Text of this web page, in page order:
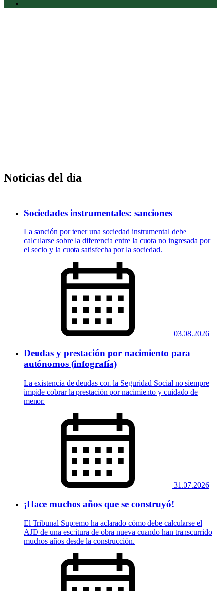
Noticias del día
Sociedades instrumentales: sanciones
La sanción por tener una sociedad instrumental debe
calcularse sobre la diferencia entre la cuota no ingresada por
el socio y la cuota satisfecha por la sociedad.
03.08.2026
Deudas y prestación por nacimiento para
autónomos (infografía)
La existencia de deudas con la Seguridad Social no siempre
impide cobrar la prestación por nacimiento y cuidado de
menor.
31.07.2026
¡Hace muchos años que se construyó!
El Tribunal Supremo ha aclarado cómo debe calcularse el
AJD de una escritura de obra nueva cuando han transcurrido
muchos años desde la construcción.